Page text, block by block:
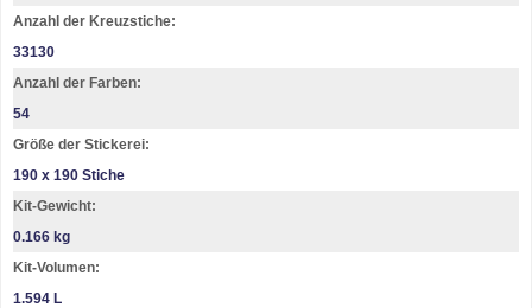
Anzahl der Kreuzstiche:
33130
Anzahl der Farben:
54
Größe der Stickerei:
190 х 190 Stiche
Kit-Gewicht:
0.166 kg
Kit-Volumen:
1.594 L